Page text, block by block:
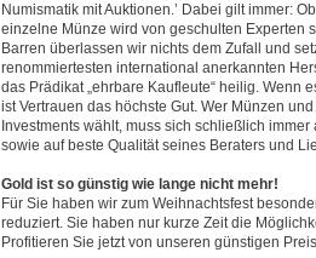
Numismatik mit Auktionen.’ Dabei gilt immer:
einzelne Münze wird von geschulten Experten
Barren überlassen wir nichts dem Zufall und
renommiertesten international anerkannten
das Prädikat „ehrbare Kaufleute“ heilig. Wenn
ist Vertrauen das höchste Gut. Wer Münzen
Investments wählt, muss sich schließlich
sowie auf beste Qualität seines Beraters und
Gold ist so günstig wie lange nicht mehr!
Für Sie haben wir zum Weihnachtsfest
reduziert. Sie haben nur kurze Zeit die
Profitieren Sie jetzt von unseren günstigen